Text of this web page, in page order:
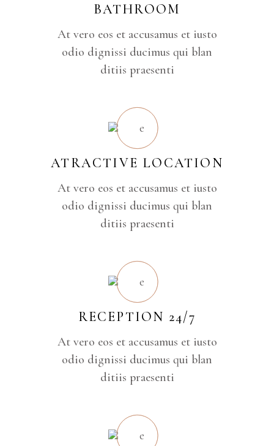
BATHROOM
At vero eos et accusamus et iusto
odio dignissi ducimus qui blan
ditiis praesenti
ATRACTIVE LOCATION
At vero eos et accusamus et iusto
odio dignissi ducimus qui blan
ditiis praesenti
RECEPTION 24/7
At vero eos et accusamus et iusto
odio dignissi ducimus qui blan
ditiis praesenti